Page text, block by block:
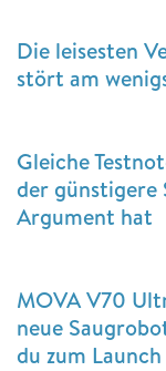
Die leisesten
stört am
Gleiche
der günstigere
Argument hat
MOVA V70
neue
du zum